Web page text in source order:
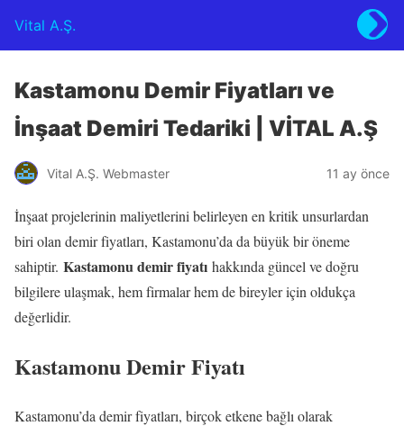
Vital A.Ş.
Kastamonu Demir Fiyatları ve
İnşaat Demiri Tedariki | VİTAL A.Ş
Vital A.Ş. Webmaster 11 ay önce
İnşaat projelerinin maliyetlerini belirleyen en kritik unsurlardan
biri olan demir fiyatları, Kastamonu’da da büyük bir öneme
sahiptir. Kastamonu demir fiyatı hakkında güncel ve doğru
bilgilere ulaşmak, hem firmalar hem de bireyler için oldukça
değerlidir.
Kastamonu Demir Fiyatı
Kastamonu’da demir fiyatları, birçok etkene bağlı olarak